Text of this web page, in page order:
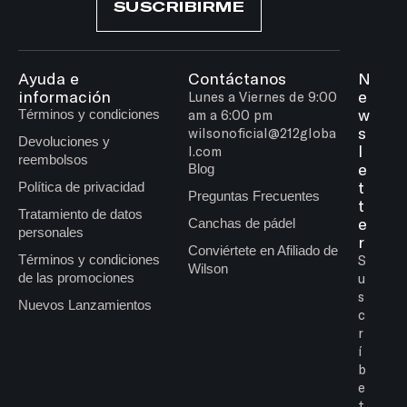
SUSCRIBIRME
Ayuda e
información
Términos y condiciones
Devoluciones y
reembolsos
Política de privacidad
Tratamiento de datos
personales
Términos y condiciones
de las promociones
Nuevos Lanzamientos
Contáctanos
Lunes a Viernes de 9:00
am a 6:00 pm
wilsonoficial@212globa
l.com
Blog
Preguntas Frecuentes
Canchas de pádel
Conviértete en Afiliado de
Wilson
N
e
w
s
l
e
t
t
e
r
S
u
s
c
r
í
b
e